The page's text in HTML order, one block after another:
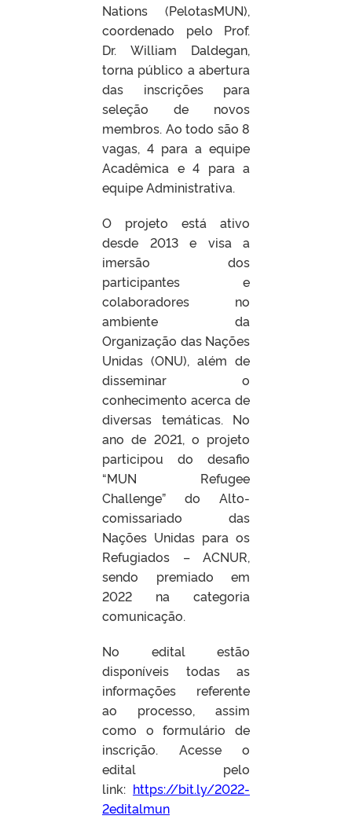
Nations (PelotasMUN),
coordenado pelo Prof.
Dr. William Daldegan,
torna público a abertura
das inscrições para
seleção de novos
membros. Ao todo são 8
vagas, 4 para a equipe
Acadêmica e 4 para a
equipe Administrativa.
O projeto está ativo
desde 2013 e visa a
imersão dos
participantes e
colaboradores no
ambiente da
Organização das Nações
Unidas (ONU), além de
disseminar o
conhecimento acerca de
diversas temáticas. No
ano de 2021, o projeto
participou do desafio
“MUN Refugee
Challenge” do Alto-
comissariado das
Nações Unidas para os
Refugiados – ACNUR,
sendo premiado em
2022 na categoria
comunicação.
No edital estão
disponíveis todas as
informações referente
ao processo, assim
como o formulário de
inscrição. Acesse o
edital pelo
link: https://bit.ly/2022-
2editalmun